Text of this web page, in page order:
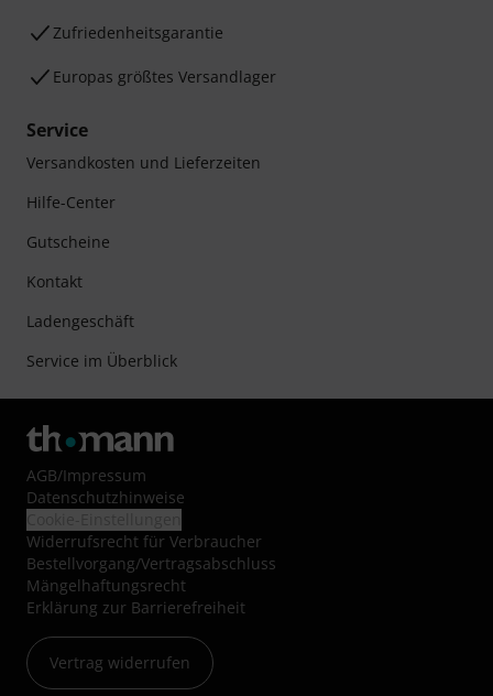
Zufriedenheitsgarantie
Europas größtes Versandlager
Service
Versandkosten und Lieferzeiten
Hilfe-Center
Gutscheine
Kontakt
Ladengeschäft
Service im Überblick
AGB/Impressum
Datenschutzhinweise
Widerrufsrecht für Verbraucher
Bestellvorgang/Vertragsabschluss
Mängelhaftungsrecht
Erklärung zur Barrierefreiheit
Vertrag widerrufen